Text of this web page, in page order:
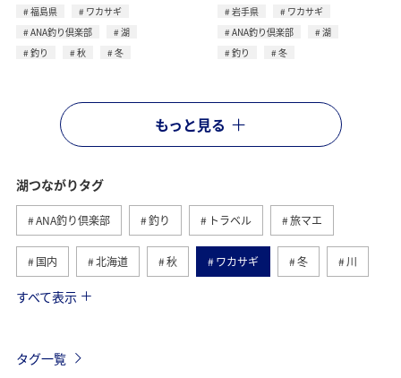
福島県
ワカサギ
ANA釣り倶楽部
湖
釣り
秋 冬
岩手県
ワカサギ
ANA釣り倶楽部
湖
釣り
冬
もっと見る
湖つながりタグ
ANA釣り倶楽部 釣り トラベル 旅マエ
国内 北海道 秋 ワカサギ 冬 川
旅ナカ
すべて表示
タグ一覧